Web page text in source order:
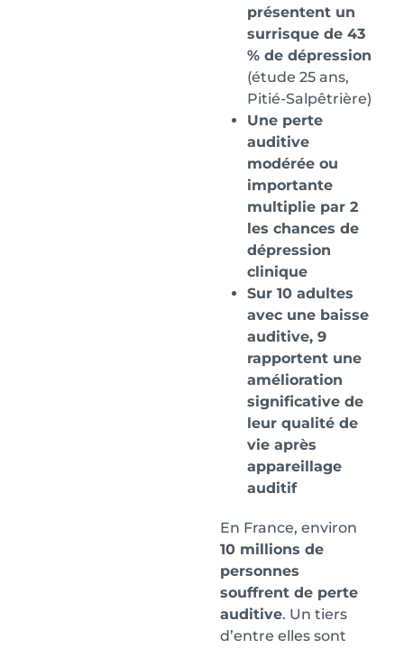
présentent un
surrisque de 43
% de dépression
(étude 25 ans,
Pitié-Salpêtrière)
Une perte
auditive
modérée ou
importante
multiplie par 2
les chances de
dépression
clinique
Sur 10 adultes
avec une baisse
auditive, 9
rapportent une
amélioration
significative de
leur qualité de
vie après
appareillage
auditif
En France, environ
10 millions de
personnes
souffrent de perte
auditive. Un tiers
d’entre elles sont